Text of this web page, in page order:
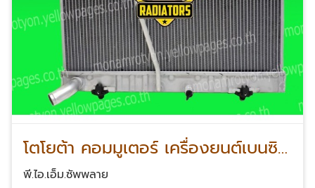
โตโยต้า คอมมูเตอร์ เครื่องยนต์เบนซิน
เกียร์ธรรมดา
พี.ไอ.เอ็ม.ซัพพลาย